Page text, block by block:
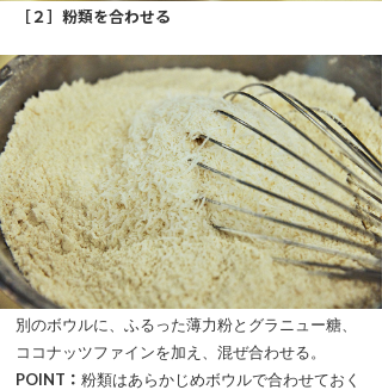
［２］粉類を合わせる
別のボウルに、ふるった薄力粉とグラニュー糖、
ココナッツファインを加え、混ぜ合わせる。
POINT： 粉類はあらかじめボウルで合わせておく